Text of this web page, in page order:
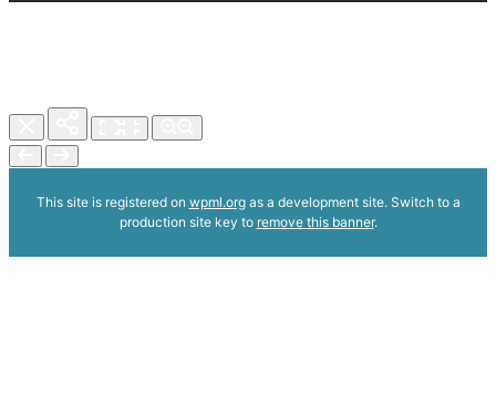
This site is registered on wpml.orgas a development site. Switch to a
production site key to remove this banner.